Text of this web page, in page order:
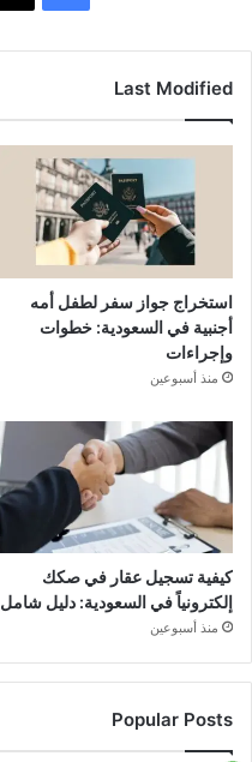
Last Modified
استخراج جواز سفر لطفل أمه
أجنبية في السعودية: خطوات
وإجراءات
منذ أسبوعين
كيفية تسجيل عقار في صكك
إلكترونياً في السعودية: دليل شامل
منذ أسبوعين
Popular Posts